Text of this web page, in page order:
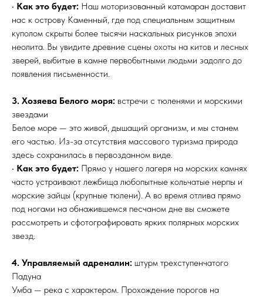
• Как это будет: Наш моторизованный катамаран доставит
нас к острову Каменный, где под специальным защитным
куполом скрыты более тысячи наскальных рисунков эпохи
неолита. Вы увидите древние сцены охоты на китов и лесных
зверей, выбитые в камне первобытными людьми задолго до
появления письменности.
3. Хозяева Белого моря: встречи с тюленями и морскими
звездами
Белое море — это живой, дышащий организм, и мы станем
его частью. Из-за отсутствия массового туризма природа
здесь сохранилась в первозданном виде.
• Как это будет: Прямо у нашего лагеря на морских камнях
часто устраивают лежбища любопытные кольчатые нерпы и
морские зайцы (крупные тюлени). А во время отлива прямо
под ногами на обнажившемся песчаном дне вы сможете
рассмотреть и сфотографировать ярких полярных морских
звезд.
4. Управляемый адреналин: штурм трехступенчатого
Падуна
Умба — река с характером. Прохождение порогов на